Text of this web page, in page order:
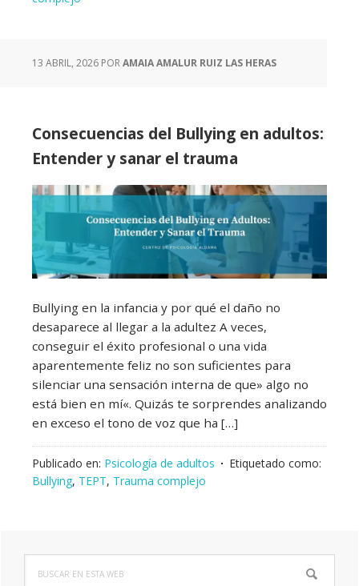
13 ABRIL, 2026 PORAMAIA AMALUR RUIZ LAS HERAS
Consecuencias del Bullying en adultos:
Entender y sanar el trauma
Bullying en la infancia y por qué el daño no
desaparece al llegar a la adultez A veces,
conseguir el éxito profesional o una vida
aparentemente feliz no son suficientes para
silenciar una sensación interna de que» algo no
está bien en mí«. Quizás te sorprendes analizando
en exceso el tono de voz que ha […]
Publicado en: Psicología de adultos
Etiquetado como:
Bullying, TEPT, Trauma complejo
Barra